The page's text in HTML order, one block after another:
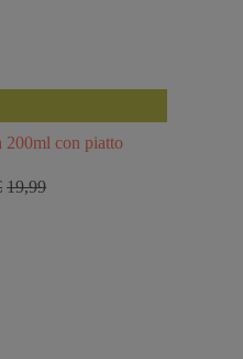
200ml con piatto
19,99